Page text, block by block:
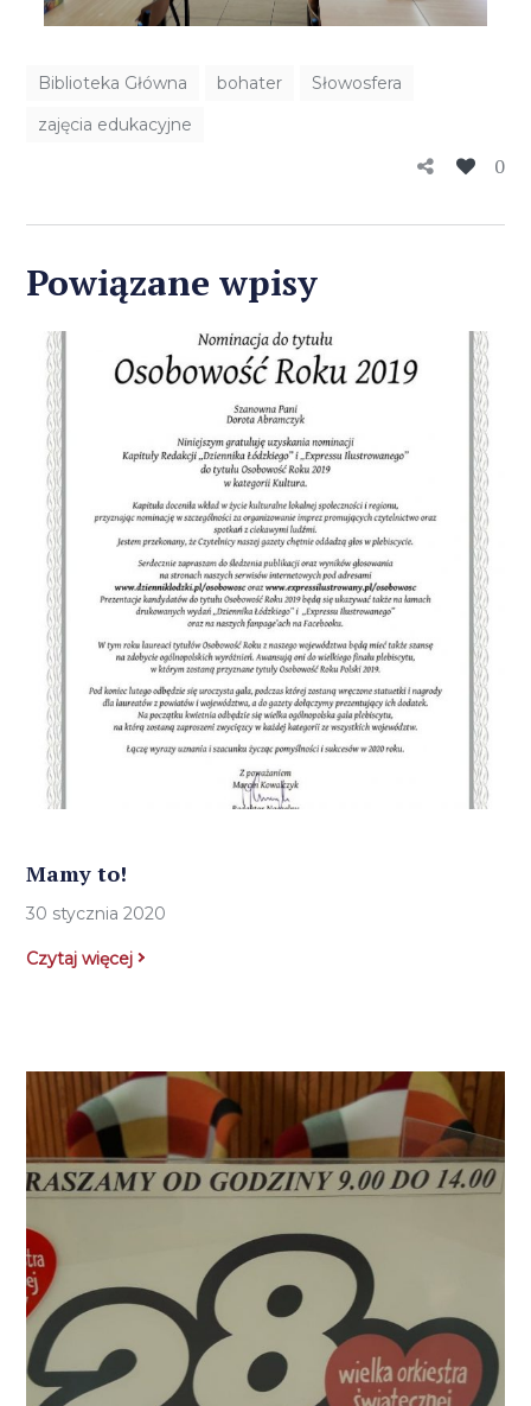
Biblioteka Główna bohater
Słowosfera
zajęcia edukacyjne
0
Powiązane wpisy
Mamy to!
30 stycznia 2020
Czytaj więcej